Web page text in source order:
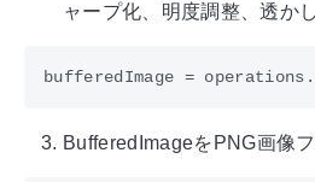
ャープ化、明度調整、透か
BufferedImageをPNG画像